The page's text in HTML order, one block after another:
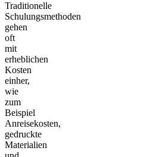
Traditionelle
Schulungsmethoden
gehen
oft
mit
erheblichen
Kosten
einher,
wie
zum
Beispiel
Anreisekosten,
gedruckte
Materialien